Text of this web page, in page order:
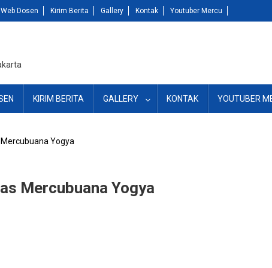
Web Dosen Kirim Berita Gallery Kontak Youtuber Mercu
KIRIM BERITA GALLERY KONTAK YOUTUBER
Yogya
Mercubuana Yogya